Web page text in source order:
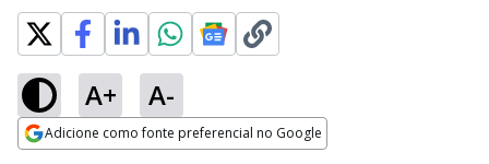
A+ A-
Adicione como fonte preferencial no Google